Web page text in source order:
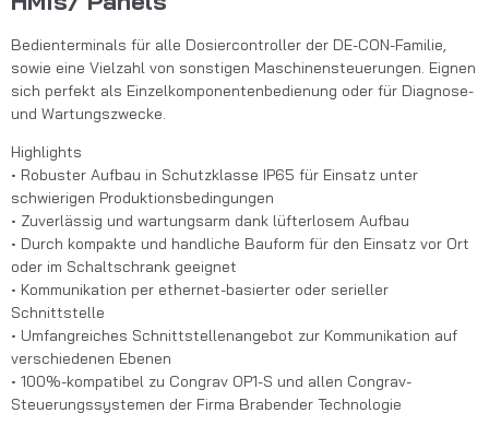
Bedienterminals für alle Dosiercontroller der DE-CON-Familie,
sowie eine Vielzahl von sonstigen Maschinensteuerungen. Eignen
sich perfekt als Einzelkomponentenbedienung oder für Diagnose-
und Wartungszwecke.
Highlights
• Robuster Aufbau in Schutzklasse IP65 für Einsatz unter
schwierigen Produktionsbedingungen
• Zuverlässig und wartungsarm dank lüfterlosem Aufbau
• Durch kompakte und handliche Bauform für den Einsatz vor Ort
oder im Schaltschrank geeignet
• Kommunikation per ethernet-basierter oder serieller
Schnittstelle
• Umfangreiches Schnittstellenangebot zur Kommunikation auf
verschiedenen Ebenen
• 100%-kompatibel zu Congrav OP1-S und allen Congrav-
Steuerungssystemen der Firma Brabender Technologie